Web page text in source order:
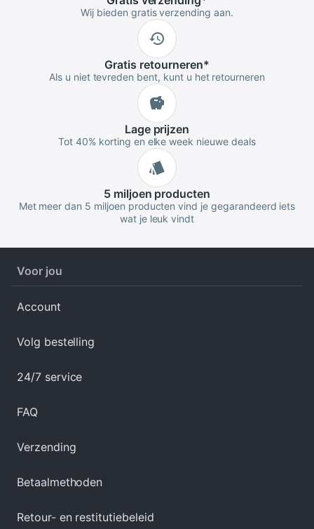
Wij bieden gratis verzending aan.
Gratis retourneren*
Als u niet tevreden bent, kunt u het retourneren
Lageprijzen
Tot 40% korting en elke week nieuwe deals
5 miljoen producten
Met meer dan 5 miljoen producten vind je gegarandeerd iets
wat je leuk vindt
Voor jou
Account
Volg bestelling
24/7 service
FAQ
Verzending
Betaalmethoden
Retour- en restitutiebeleid